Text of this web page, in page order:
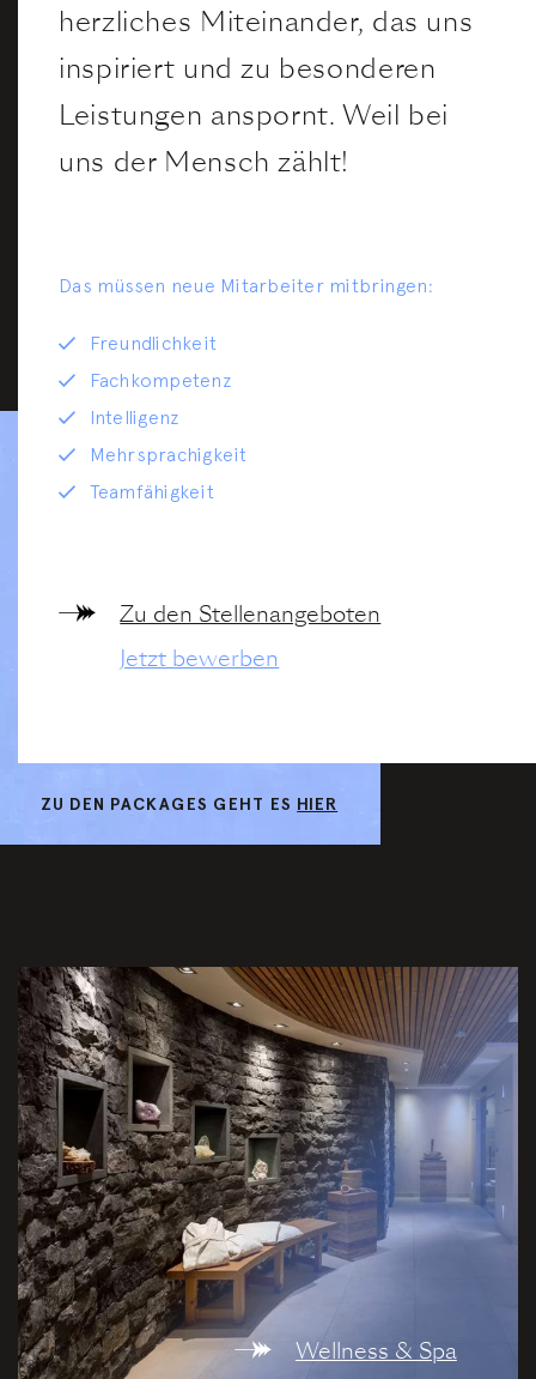
herzliches Miteinander, das uns
inspiriert und zu besonderen
Leistungen anspornt. Weil bei
uns der Mensch zählt!
Das müssen neue Mitarbeiter mitbringen:
Freundlichkeit
Fachkompetenz
Intelligenz
Mehrsprachigkeit
Teamfähigkeit
Zu den Stellenangeboten
Jetzt bewerben
ZU DEN PACKAGES GEHT ES HIER
Wellness & Spa